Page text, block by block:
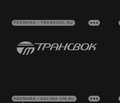
РЕКЛАМА • TRANSVOC.RU
РЕКЛАМА • KALINA-SM.RU